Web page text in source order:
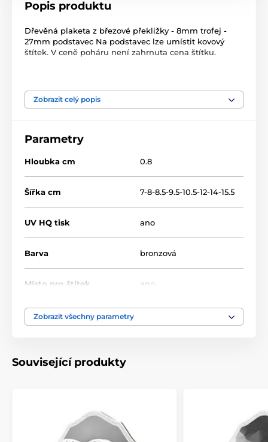
Popis produktu
Dřevěná plaketa z březové překližky - 8mm trofej -
27mm podstavec Na podstavec lze umístit kovový
štítek. V ceně poháru není zahrnuta cena štítku.
Petanque TFRW 0-432
Zobrazit celý popis
Parametry
Hloubka cm 0.8
Šířka cm 7-8-8.5-9.5-10.5-12-14-15.5
UV HQ tisk ano
Barva bronzová
Místo pro štítek ano
Výška cm
20-22
Motiv
Zobrazit všechny parametry
Související produkty